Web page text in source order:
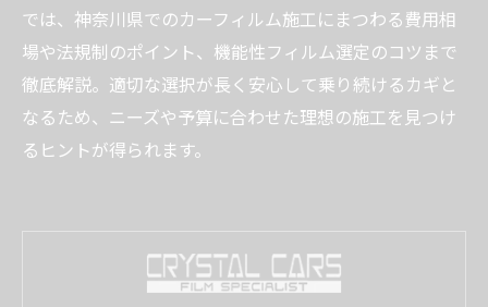
では、神奈川県でのカーフィルム施工にまつわる費用相
場や法規制のポイント、機能性フィルム選定のコツまで
徹底解説。適切な選択が長く安心して乗り続けるカギと
なるため、ニーズや予算に合わせた理想の施工を見つけ
るヒントが得られます。